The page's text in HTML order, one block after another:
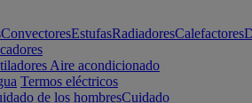
ConvectoresEstufasRadiadoresCalefactores
Aire acondicionado
Termos eléctricos
de los hombresCuidado